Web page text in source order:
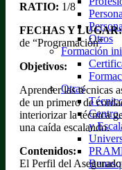
Otros
Formación
Otras
Centro
y
RATIO: 1/8
FECHAS Y LUGAR:
de “Programación”
Objetivos:
Aprender las técnicas
de un primero de
interiorizar la técnica
una caída escalando.
Contenidos:
El Perfil del